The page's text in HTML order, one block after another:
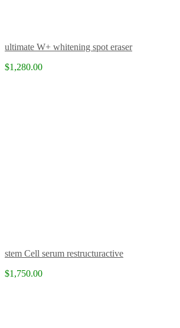
ultimate W+ whitening spot eraser
$1,280.00
stem Cell serum restructuractive
$1,750.00